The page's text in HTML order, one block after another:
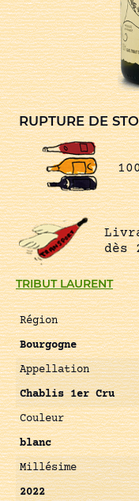
TRIBUT LAURENT
Région
Bourgogne
Appellation
Chablis 1er Cru
Couleur
blanc
Millésime
2022
RUPTURE DE
dès